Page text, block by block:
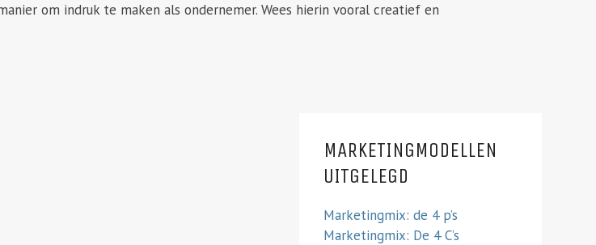
om indruk te maken als ondernemer. Wees hierin vooral creatief en
MARKETINGMODELLEN
UITGELEGD
Marketingmix: de 4 p’s
Marketingmix: De 4 C’s